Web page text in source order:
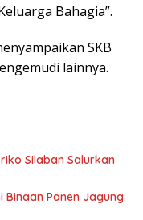
Bahagia”.
SKB
lainnya.
Silaban Salurkan
Binaan Panen Jagung